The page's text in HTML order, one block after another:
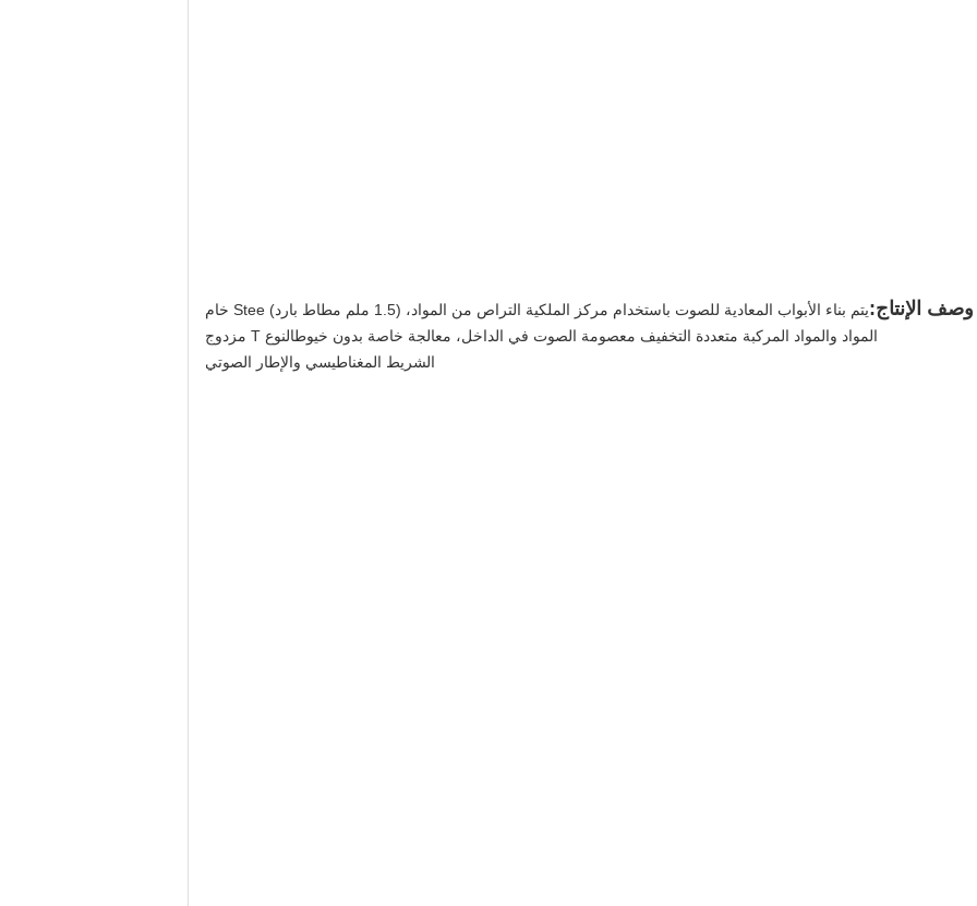
وصف الإنتاج:يتم بناء الأبواب المعادية للصوت باستخدام مركز الملكية التراص من المواد، (1.5 ملم مطاط بارد) Stee خام
المواد والمواد المركبة متعددة التخفيف معصومة الصوت في الداخل، معالجة خاصة بدون خيوطالنوع T مزدوج
الشريط المغناطيسي والإطار الصوتي